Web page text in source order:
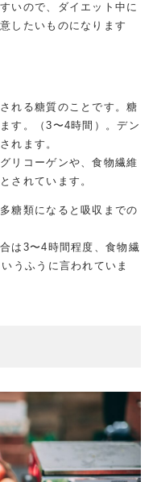
いので、ダイエット中に
したいものになります
れる糖質のことです。糖
す。（3〜4時間）。デン
れます。
リコーゲンや、食物繊維
されています。
糖類になると吸収までの
は3〜4時間程度、食物繊
うふうに言われていま